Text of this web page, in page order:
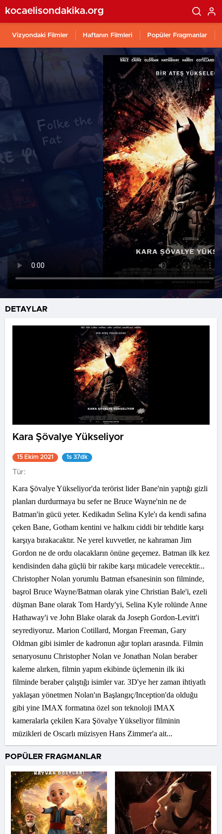
kocaelisondakika.org
Vizyondaki Filmler Haftanın Filmleri Popüler Fragmanlar
DETAYLAR
Kara Şövalye Yükseliyor
15 Ekim 2021 1s 37dk
Tür:
Kara Şövalye Yükseliyor'da terörist lider Bane'nin yaptığı gizli
planları durdurmaya bu sefer ne Bruce Wayne'nin ne de
Batman'in gücü yeter. Kedikadın Selina Kyle'ı da kendi safına
çeken Bane, Gotham kentini ve halkını ciddi bir tehditle karşı
karşıya bırakacaktır. Ne yerel kuvvetler, ne kahraman Jim
Gordon ne de ordu olacakların önüne geçemez. Batman ilk kez
kendisinden daha güçlü bir rakibe karşı mücadele verecektir...
Christopher Nolan yorumlu Batman efsanesinin son filminde,
başrol Bruce Wayne/Batman olarak yine Christian Bale'i, ezeli
düşman Bane olarak Tom Hardy'yi, Selina Kyle rolünde Anne
Hathaway'i ve John Blake olarak da Joseph Gordon-Levitt'i
seyrediyoruz. Marion Cotillard, Morgan Freeman, Gary
Oldman gibi isimler de kadronun ağır topları arasında. Filmin
senaryosunu Christopher Nolan ve Jonathan Nolan beraber
kaleme alırken, filmin yapım ekibinde üçlemenin ilk iki
filminde beraber çalıştığı isimler var. 3D'ye her zaman ihtiyatlı
yaklaşan yönetmen Nolan'ın Başlangıç/Inception'da olduğu
gibi yine IMAX formatına özel son teknoloji IMAX
kameralarla çekilen Kara Şövalye Yükseliyor filminin
müzikleri de Oscarlı müzisyen Hans Zimmer'a ait...
POPÜLER FRAGMANLAR